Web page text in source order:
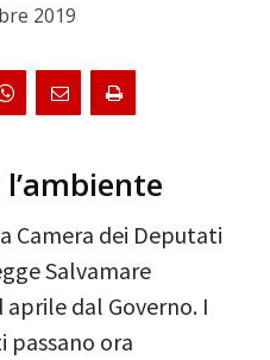
2019
Camera dei Deputati
Salvamare
dal Governo. I
passano ora